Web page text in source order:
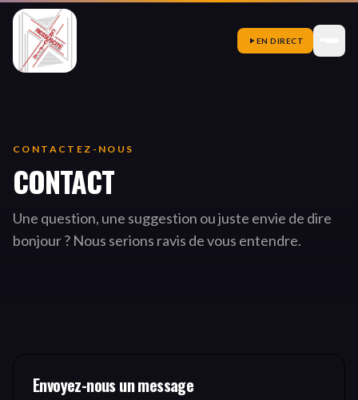
EN DIRECT
CONTACTEZ-NOUS
CONTACT
Une question, une suggestion ou juste envie de dire
bonjour ? Nous serions ravis de vous entendre.
Envoyez-nous un message